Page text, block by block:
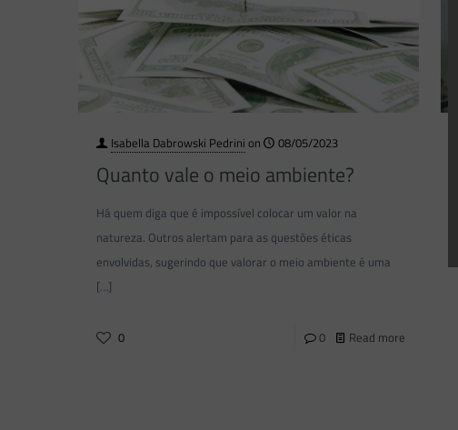
Isabella Dabrowski Pedrini on 08/05/2023
Quanto vale o meio ambiente?
Há quem diga que é impossível colocar um valor na
natureza. Outros alertam para as questões éticas
envolvidas, sugerindo que valorar o meio ambiente é uma
[…]
0 0 Read more